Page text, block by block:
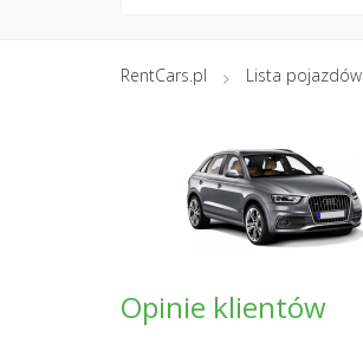
RentCars.pl Lista pojazdów
Opinie klientów